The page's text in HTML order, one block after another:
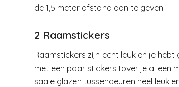
de 1,5 meter afstand aan te geven.
2 Raamstickers
Raamstickers zijn echt leuk en je
met een paar stickers tover je al een
saaie glazen tussendeuren heel leuk